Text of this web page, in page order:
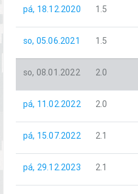
pá, 18.12.2020 1.5
so, 05.06.2021 1.5
so, 08.01.2022 2.0
pá, 11.02.2022 2.0
pá, 15.07.2022 2.1
pá, 29.12.2023 2.1